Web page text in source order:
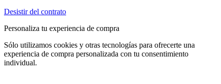
Desistir del contrato
Personaliza tu experiencia de compra
Sólo utilizamos cookies y otras tecnologías para ofrecerte una
experiencia de compra personalizada con tu consentimiento
individual.